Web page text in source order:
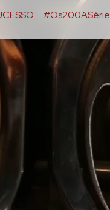
#Os200ASérie